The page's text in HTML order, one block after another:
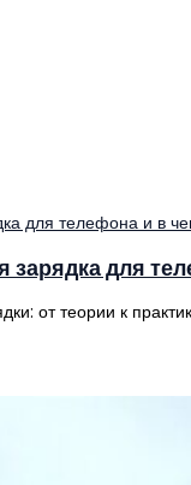
зарядка для
от теории к